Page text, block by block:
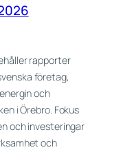
rapporter
företag,
och
i Örebro. Fokus
och investeringar
och